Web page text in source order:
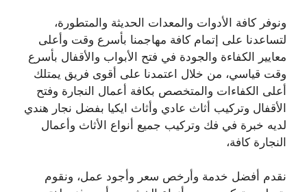
ونوفر كافة الأدوات والمعدات الحديثة والمتطورة،
لتساعدنا على إتمام كافة مهاجمنا بأسرع وقت وأعلى
معايير الكفاءة والجودة في فتح الأبواب والأقفال بأسرع
وقت قياسي، من خلال اعتمدنا على أقوى فريق يمتلك
أعلى الكفاءات والمتخصص بكافة أعمال النجارة وفتح
الأقفال وتركيب أثاث عادي وأثاث ايكيا بفضل نجار هندي
لديه خبرة في فك وتركيب جميع أنواع الأثاث وأعمال
النجارة كافة،
نقدم أفضل خدمة وأرخص سعر وأجود عمل، ونقوم